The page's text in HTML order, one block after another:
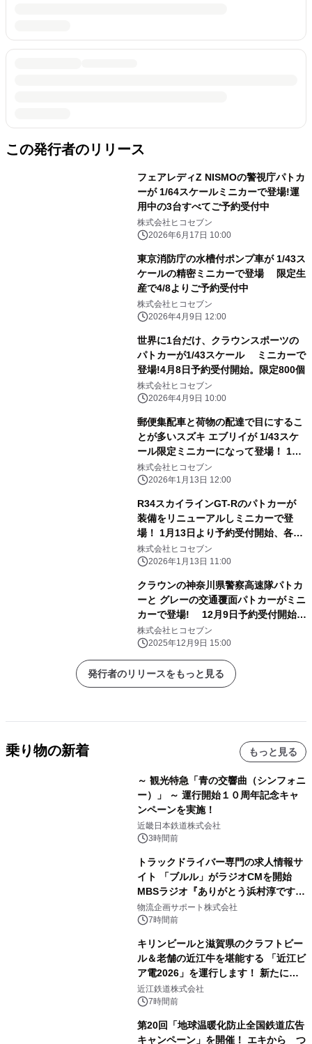
この発行者のリリース
フェアレディZ NISMOの警視庁パトカ
ーが 1/64スケールミニカーで登場!運
用中の3台すべてご予約受付中
株式会社ヒコセブン
2026年6月17日 10:00
東京消防庁の水槽付ポンプ車が 1/43ス
ケールの精密ミニカーで登場 限定生
産で4/8よりご予約受付中
株式会社ヒコセブン
2026年4月9日 12:00
世界に1台だけ、クラウンスポーツの
パトカーが1/43スケール ミニカーで
登場!4月8日予約受付開始。限定800個
株式会社ヒコセブン
2026年4月9日 10:00
郵便集配車と荷物の配達で目にするこ
とが多いスズキ エブリイが 1/43スケ
ール限定ミニカーになって登場！ 1月
13日よりご予約受付。
株式会社ヒコセブン
2026年1月13日 12:00
R34スカイラインGT-Rのパトカーが
装備をリニューアルしミニカーで登
場！ 1月13日より予約受付開始、各限
定500個
株式会社ヒコセブン
2026年1月13日 11:00
クラウンの神奈川県警察高速隊パトカ
ーと グレーの交通覆面パトカーがミニ
カーで登場! 12月9日予約受付開始。
各限定500個。
株式会社ヒコセブン
2025年12月9日 15:00
発行者のリリースをもっと見る
乗り物の新着 もっと見る
～ 観光特急「青の交響曲（シンフォニ
ー）」 ～ 運行開始１０周年記念キャ
ンペーンを実施！
近畿日本鉄道株式会社
3時間前
トラックドライバー専門の求人情報サ
イト 「ブルル」がラジオCMを開始
MBSラジオ『ありがとう浜村淳です』
にて8月1日(土)より
物流企画サポート株式会社
7時間前
キリンビールと滋賀県のクラフトビー
ル＆老舗の近江牛を堪能する 「近江ビ
ア電2026」を運行します！ 新たに
「長濱浪漫ビール」が参加！キリン一
番搾り飲み放題が復活！
近江鉄道株式会社
7時間前
第20回「地球温暖化防止全国鉄道広告
キャンペーン」を開催！ エキから つ